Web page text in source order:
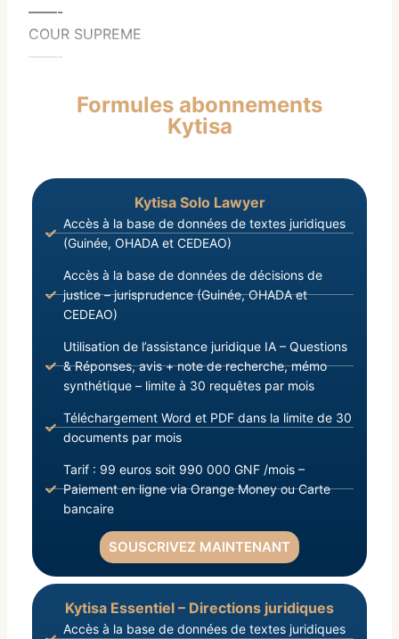
——-
COUR SUPREME
Formules abonnements
Kytisa
Kytisa Solo Lawyer
Accès à la base de données de textes juridiques
(Guinée, OHADA et CEDEAO)
Accès à la base de données de décisions de
justice – jurisprudence (Guinée, OHADA et
CEDEAO)
Utilisation de l’assistance juridique IA – Questions
& Réponses, avis + note de recherche, mémo
synthétique – limite à 30 requêtes par mois
Téléchargement Word et PDF dans la limite de 30
documents par mois
Tarif : 99 euros soit 990 000 GNF /mois –
Paiement en ligne via Orange Money ou Carte
bancaire
SOUSCRIVEZ MAINTENANT
Kytisa Essentiel – Directions juridiques
Accès à la base de données de textes juridiques